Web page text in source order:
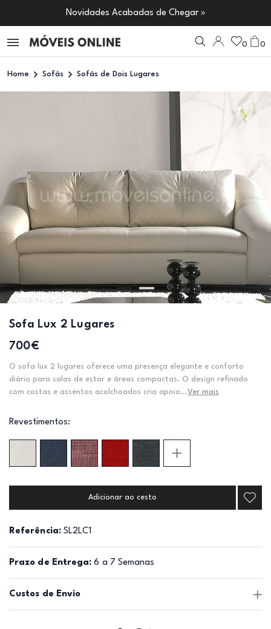
Novidades Acabadas de Chegar »
0 0
Home Sofás Sofás de Dois Lugares
Sofa Lux 2 Lugares
700€
O sofa lux 2 lugares oferece uma presença elegante e conforto
diário para salas de estar e áreas compactas. O design refinado
com costas e assentos acolchoados cria apoio...Ver mais
Revestimentos:
Adicionar ao cesto
Referência: SL2LC1
Prazo de Entrega: 6 a 7 Semanas
Custos de Envio